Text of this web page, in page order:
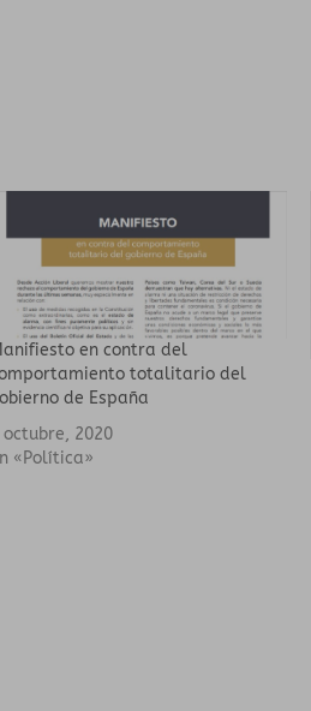
en contra del
totalitario del
de España
octubre, 2020
«Política»